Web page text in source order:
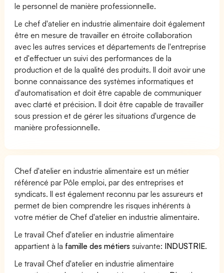
le personnel de manière professionnelle.
Le chef d'atelier en industrie alimentaire doit également
être en mesure de travailler en étroite collaboration
avec les autres services et départements de l'entreprise
et d'effectuer un suivi des performances de la
production et de la qualité des produits. Il doit avoir une
bonne connaissance des systèmes informatiques et
d'automatisation et doit être capable de communiquer
avec clarté et précision. Il doit être capable de travailler
sous pression et de gérer les situations d'urgence de
manière professionnelle.
Chef d'atelier en industrie alimentaire est un métier
référencé par Pôle emploi, par des entreprises et
syndicats. Il est également reconnu par les assureurs et
permet de bien comprendre les risques inhérents à
votre métier de Chef d'atelier en industrie alimentaire.
Le travail Chef d'atelier en industrie alimentaire
appartient à la famille des métiers suivante: INDUSTRIE.
Le travail Chef d'atelier en industrie alimentaire